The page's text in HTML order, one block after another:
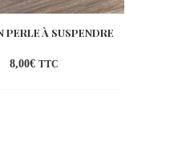
PERLE À SUSPENDRE
8,00€ TTC